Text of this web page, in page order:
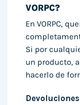
VORPC?
En VORPC,
Si por
un producto,
hacerlo de